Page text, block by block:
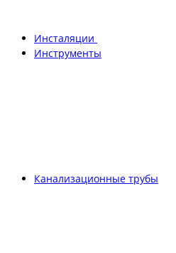
Инсталяции
Инструменты
Канализационные трубы